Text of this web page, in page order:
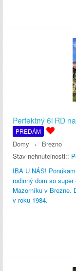
Perfektný 6i RD
PREDÁM
Domy
Brezno
Stav nehnuteľnosti::
IBA U NÁS!
rodinný dom so
Mazorníku v Brezne.
v roku 1984.